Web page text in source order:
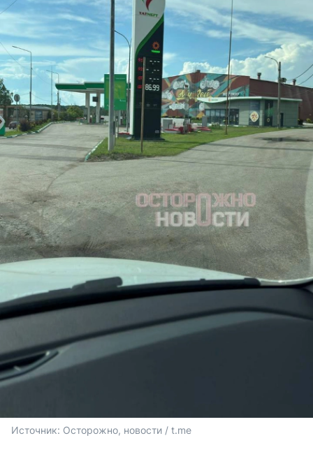
Источник: Осторожно, новости / t.me